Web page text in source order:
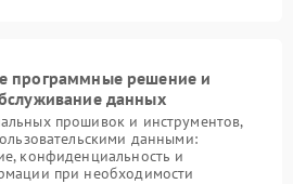
программные решение и
данных
прошивок и инструментов,
данными:
конфиденциальность и
при необходимости